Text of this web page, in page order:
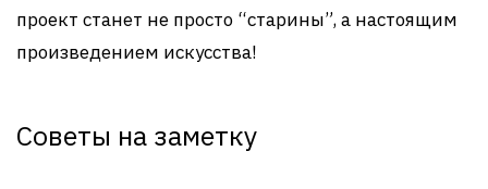
проект станет не просто “старины”, а настоящим
произведением искусства!
Советы на заметку